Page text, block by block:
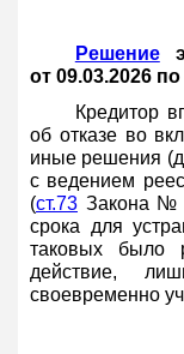
Решение
от 09.03.2026
Кредитор
об отказе во
иные решения
с ведением
(ст.73 Закона №
срока для
таковых было
действие,
своевременно